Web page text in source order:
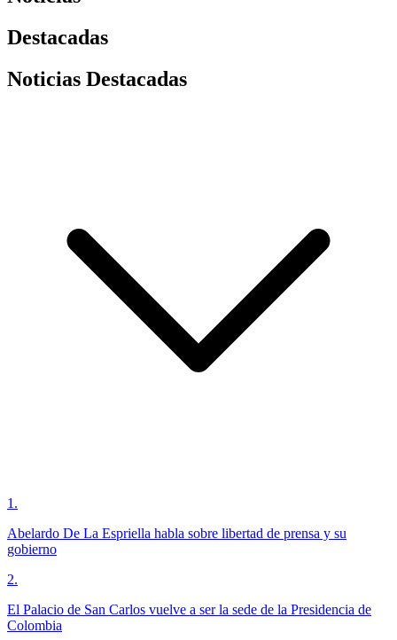
Destacadas
Noticias Destacadas
1 .
Abelardo De La Espriella habla sobre libertad de prensa y su
gobierno
2.
El Palacio de San Carlos vuelve a ser la sede de la Presidencia de
Colombia